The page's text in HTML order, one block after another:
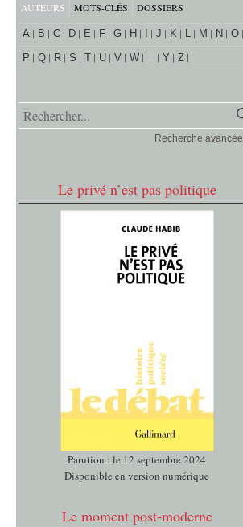
AUTEURS MOTS-CLÉS DOSSIERS
A B C D E F G H J K L M N
O
P
Q R S T U V W Y Z
Recherche avancée
Le privé n’est pas politique
Parution : le 12 septembre 2024
Disponible en version numérique
Le moment post-moderne